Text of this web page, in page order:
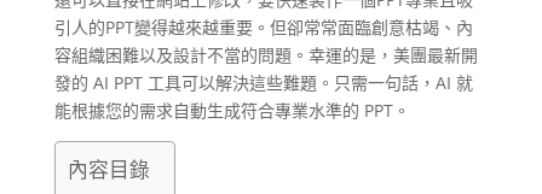
引人的PPT變得越來越重要。但卻常常面臨創意枯竭、內
容組織困難以及設計不當的問題。幸運的是，美團最新開
發的 AI PPT 工具可以解決這些難題。只需一句話，AI 就
能根據您的需求自動生成符合專業水準的 PPT。
內容目錄